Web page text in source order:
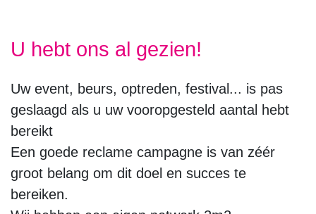
U hebt ons al gezien!
Uw event, beurs, optreden, festival... is pas
geslaagd als u uw vooropgesteld aantal hebt
bereikt
Een goede reclame campagne is van zéér
groot belang om dit doel en succes te
bereiken.